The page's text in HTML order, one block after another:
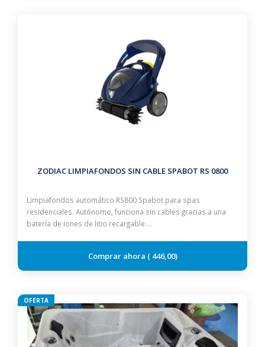
ZODIAC LIMPIAFONDOS SIN CABLE SPABOT RS 0800
Limpiafondos automático RS800 Spabot para spas
residenciales. Autónomo, funciona sin cables gracias a una
batería de iones de litio recargable.…
446,00
OFERTA